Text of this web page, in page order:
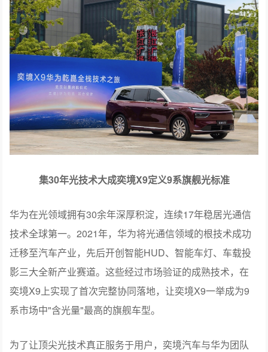
集30年光技术大成奕境X9定义9系旗舰光标准
华为在光领域拥有30余年深厚积淀，连续17年稳居光通信
技术全球第一。2021年，华为将光通信领域的根技术成功
迁移至汽车产业，先后开创智能HUD、智能车灯、车载投
影三大全新产业赛道。这些经过市场验证的成熟技术，在
奕境X9上实现了首次完整协同落地，让奕境X9一举成为9
系市场中"含光量"最高的旗舰车型。
为了让顶尖光技术真正服务于用户，奕境汽车与华为团队